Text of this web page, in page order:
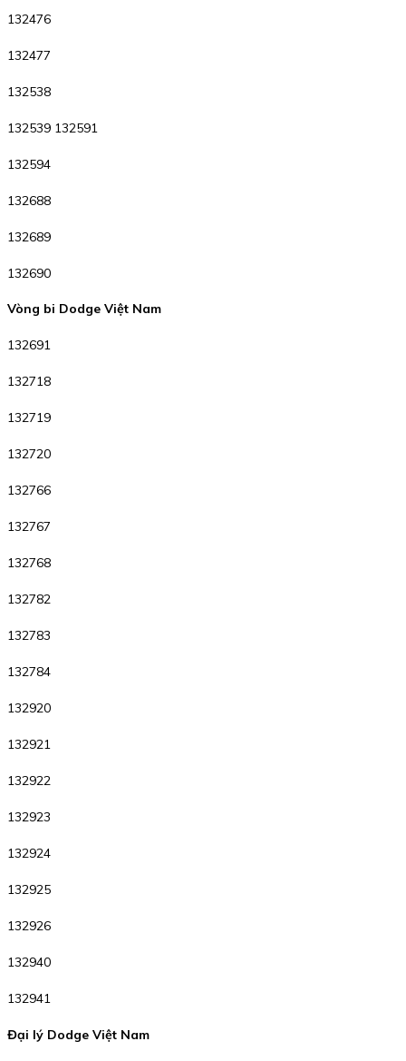
132476
132477
132538
132539 132591
132594
132688
132689
132690
Vòng bi Dodge Việt Nam
132691
132718
132719
132720
132766
132767
132768
132782
132783
132784
132920
132921
132922
132923
132924
132925
132926
132940
132941
Đại lý Dodge Việt Nam